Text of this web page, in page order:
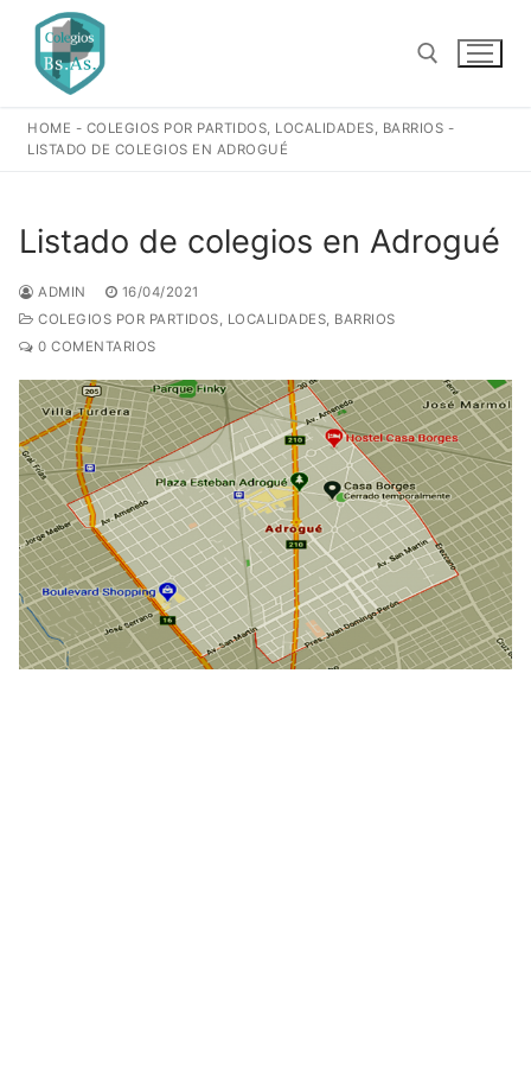
contenido
Buscar:
HOME - COLEGIOS POR PARTIDOS, LOCALIDADES, BARRIOS -
LISTADO DE COLEGIOS EN ADROGUÉ
Listado de colegios en Adrogué
ADMIN
16/04/2021
COLEGIOS POR PARTIDOS, LOCALIDADES, BARRIOS
0 COMENTARIOS